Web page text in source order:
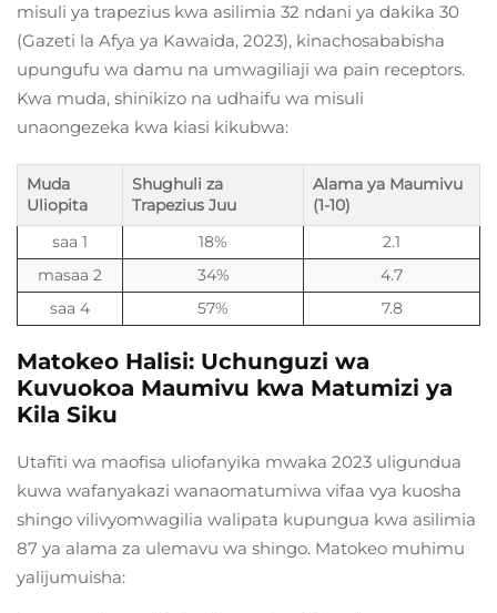
misuli ya trapezius kwa asilimia 32 ndani ya dakika 30
(Gazeti la Afya ya Kawaida, 2023), kinachosababisha
upungufu wa damu na umwagiliaji wa pain receptors.
Kwa muda, shinikizo na udhaifu wa misuli
unaongezeka kwa kiasi kikubwa:
Muda
Uliopita
Shughuli za
Trapezius Juu
Alama ya Maumivu
(1-10)
saa 1
18%
2.1
masaa 2
34%
4.7
saa 4
57% 7.8
Matokeo Halisi: Uchunguzi wa
Kuvuokoa Maumivu kwa Matumizi ya
Kila Siku
Utafiti wa maofisa uliofanyika mwaka 2023 uligundua
kuwa wafanyakazi wanaomatumiwa vifaa vya kuosha
shingo vilivyomwagilia walipata kupungua kwa asilimia
87 ya alama za ulemavu wa shingo. Matokeo muhimu
yalijumuisha: